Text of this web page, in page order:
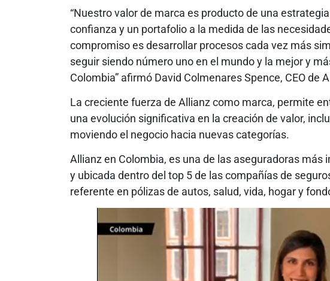
“Nuestro valor de marca es producto de una
confianza y un portafolio a la medida de las
compromiso es desarrollar procesos cada vez más
seguir siendo número uno en el mundo y la mejor y
Colombia” afirmó David Colmenares Spence, CEO de
La creciente fuerza de Allianz como marca, permite
una evolución significativa en la creación de valor,
moviendo el negocio hacia nuevas categorías.
Allianz en Colombia, es una de las aseguradoras más
y ubicada dentro del top 5 de las compañías de
referente en pólizas de autos, salud, vida, hogar y